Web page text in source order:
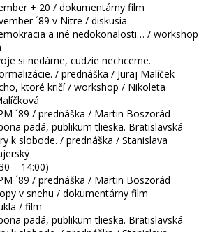
+ 20 / dokumentárny film
´89 v Nitre / diskusia
a iné nedokonalosti… / workshop
si nedáme, cudzie nechceme.
/ prednáška / Juraj Malíček
ktoré kričí / workshop / Nikoleta
´89 / prednáška / Martin Boszorád
padá, publikum tlieska. Bratislavská
k slobode. / prednáška / Stanislava
– 14:00)
´89 / prednáška / Martin Boszorád
v snehu / dokumentárny film
/ film
padá, publikum tlieska. Bratislavská